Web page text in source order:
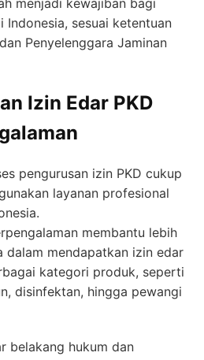
menjadi kewajiban bagi
sesuai ketentuan
Penyelenggara Jaminan
Izin Edar PKD
pengurusan izin PKD cukup
layanan profesional
membantu lebih
dalam mendapatkan izin edar
kategori produk, seperti
disinfektan, hingga pewangi
belakang hukum dan